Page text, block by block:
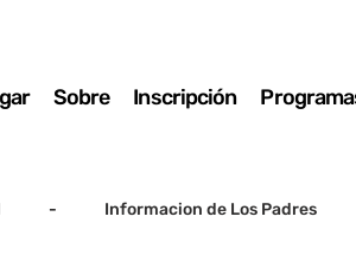
Sobre Inscripción
- Informacion de Los Padres